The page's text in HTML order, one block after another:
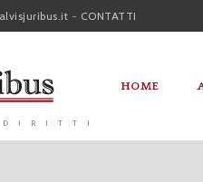
- CONTATTI
HOME